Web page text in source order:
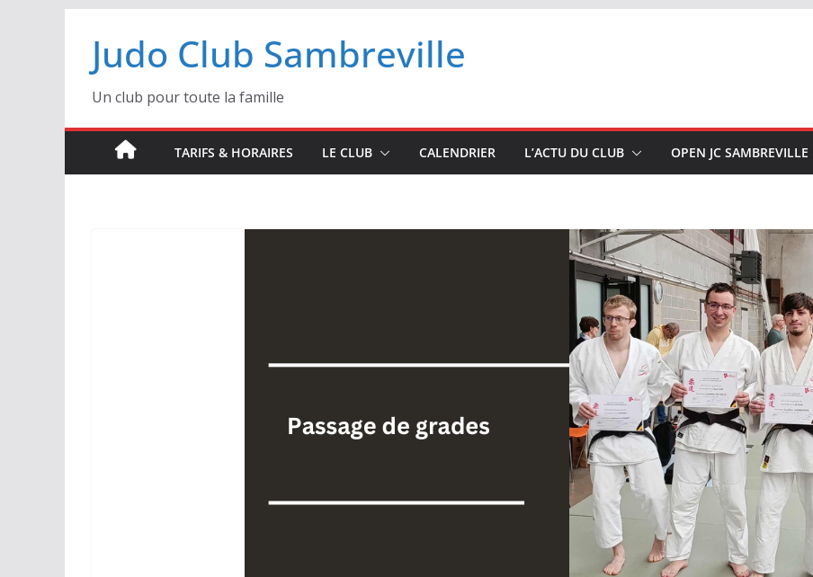
contenu
Judo Club Sambreville
Un club pour toute la famille
TARIFS & HORAIRES LE CLUB CALENDRIER L’ACTU DU CLUB OPEN JC SAMBREVILLE